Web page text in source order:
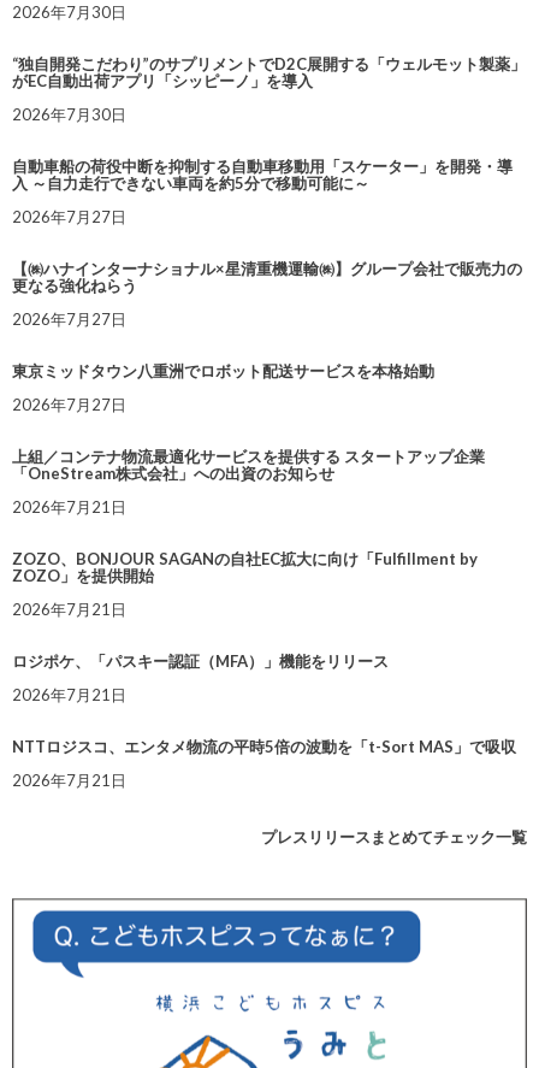
2026年7月30日
“独自開発こだわり”のサプリメントでD2C展開する「ウェルモット製薬」
がEC自動出荷アプリ「シッピーノ」を導入
2026年7月30日
自動車船の荷役中断を抑制する自動車移動用「スケーター」を開発・導
入 ～自力走行できない車両を約5分で移動可能に～
2026年7月27日
【㈱ハナインターナショナル×星清重機運輸㈱】グループ会社で販売力の
更なる強化ねらう
2026年7月27日
東京ミッドタウン八重洲でロボット配送サービスを本格始動
2026年7月27日
上組／コンテナ物流最適化サービスを提供する スタートアップ企業
「OneStream株式会社」への出資のお知らせ
2026年7月21日
ZOZO、BONJOUR SAGANの自社EC拡大に向け「Fulfillment by
ZOZO」を提供開始
2026年7月21日
ロジポケ、「パスキー認証（MFA）」機能をリリース
2026年7月21日
NTTロジスコ、エンタメ物流の平時5倍の波動を「t-Sort MAS」で吸収
2026年7月21日
プレスリリースまとめてチェック一覧